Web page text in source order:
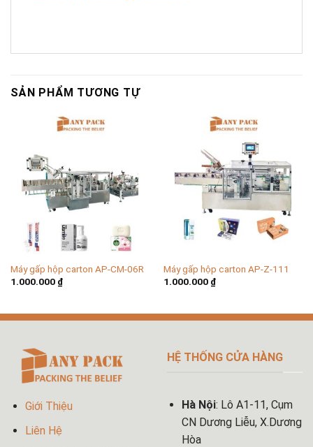
SẢN PHẨM TƯƠNG TỰ
Máy gấp hộp carton AP-CM-06R
1.000.000 ₫
Máy gấp hộp carton AP-Z-111
1.000.000 ₫
Giới Thiệu
Liên Hệ
HỆ THỐNG CỬA HÀNG
Hà Nội: Lô A1-11, Cụm
CN Dương Liễu, X.Dương
Hòa